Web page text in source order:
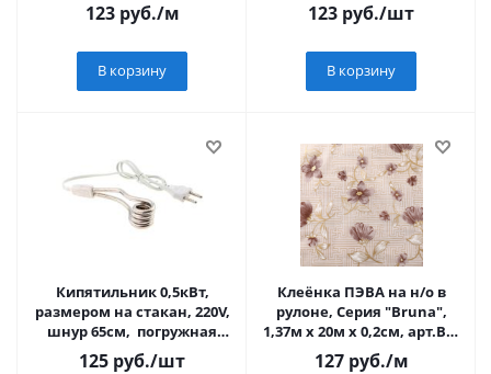
123руб./м
В корзину
123 руб./шт
В корзину
Кипятильник 0,5кВт,
размером на стакан, 220V,
шнур 65см, погружная
часть 10 см
125 руб./шт
Клеёнка ПЭВА на н/о в
рулоне, Серия "Bruna",
1,37м х 20м х 0,2см, арт.BZ-
DMT-EV3639AH
127руб./м